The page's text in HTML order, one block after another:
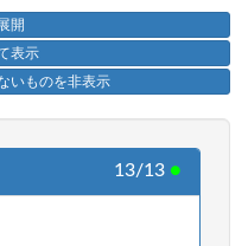
開
表示
いものを非表示
13/13 ●